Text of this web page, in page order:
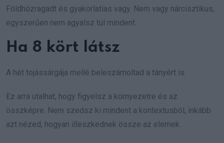
Földhözragadt és gyakorlatias vagy. Nem vagy nárcisztikus,
egyszerűen nem agyalsz túl mindent.
Ha 8 kört látsz
A hét tojássárgája mellé beleszámoltad a tányért is.
Ez arra utalhat, hogy figyelsz a környezetre és az
összképre. Nem szedsz ki mindent a kontextusból, inkább
azt nézed, hogyan illeszkednek össze az elemek.